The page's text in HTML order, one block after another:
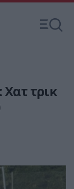
τρικ